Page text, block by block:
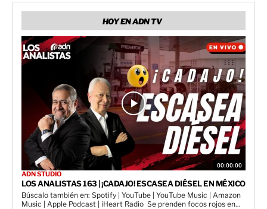
HOY EN ADN TV
00:00:00
ADN STUDIO
LOS ANALISTAS 163 | ¡CADAJO! ESCASEA DIÉSEL EN MÉXICO
Búscalo también en: Spotify | YouTube | YouTube Music | Amazon
Music | Apple Podcast | iHeart Radio Se prenden focos rojos en...